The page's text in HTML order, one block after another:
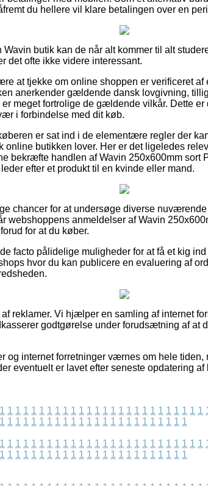
du hellere vil klare betalingen over en
Wavin butik kan de når alt kommer til alt
det ofte ikke videre interessant.
at tjekke om online shoppen er verificeret
anerkender gældende dansk lovgivning,
meget fortrolige de gældende vilkår. Dette
i forbindelse med dit køb.
er sat ind i de elementære regler der
online butikken lover. Her er det ligeledes
bekræfte handlen af Wavin 250x600mm sort
efter et produkt til en kvinde eller mand.
chancer for at undersøge diverse
webshoppens anmeldelser af Wavin
for at du køber.
facto pålidelige muligheder for at få et kig
hvor du kan publicere en evaluering af
reklamer. Vi hjælper en samling af internet
godtgørelse under forudsætning af at
og internet forretninger værnes om hele tiden,
eventuelt er lavet efter seneste opdatering
1 1 1 1 1 1 1 1 1 1 1 1 1 1 1 1 1 1 1 1 1 1 1 1 1 1
1 1 1 1 1 1 1 1 1 1 1 1 1 1 1 1 1 1 1 1 1 1 1 1
1 1 1 1 1 1 1 1 1 1 1 1 1 1 1 1 1 1 1 1 1 1 1 1 1 1
1 1 1 1 1 1 1 1 1 1 1 1 1 1 1 1 1 1 1 1 1 1 1 1